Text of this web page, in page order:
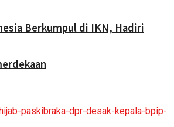
Berkumpul di IKN, Hadiri